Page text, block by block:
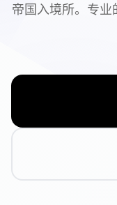
帝国入境所。专